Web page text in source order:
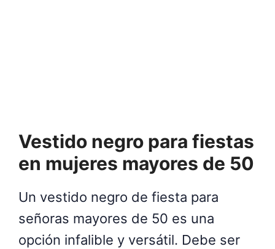
Vestido negro para fiestas
en mujeres mayores de 50
Un vestido negro de fiesta para
señoras mayores de 50 es una
opción infalible y versátil. Debe ser